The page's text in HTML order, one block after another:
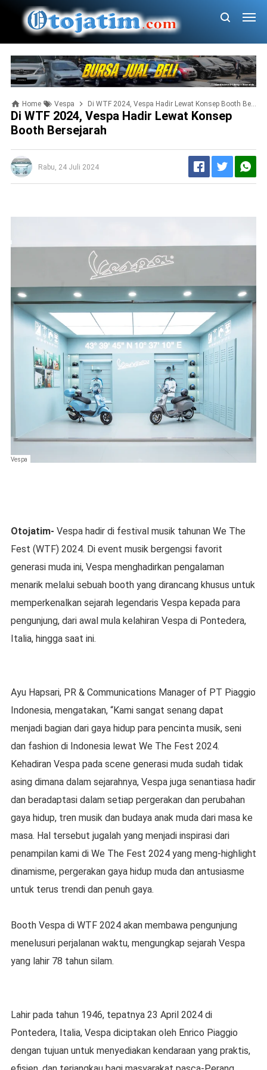
Home Vespa Di WTF 2024, Vespa Hadir Lewat Konsep Booth Bersejarah
Di WTF 2024, Vespa Hadir Lewat Konsep
Booth Bersejarah
Rabu, 24 Juli 2024
Vespa
Otojatim- Vespa hadir di festival musik tahunan We The
Fest (WTF) 2024. Di event musik bergengsi favorit
generasi muda ini, Vespa menghadirkan pengalaman
menarik melalui sebuah booth yang dirancang khusus untuk
memperkenalkan sejarah legendaris Vespa kepada para
pengunjung, dari awal mula kelahiran Vespa di Pontedera,
Italia, hingga saat ini.
Ayu Hapsari, PR & Communications Manager of PT Piaggio
Indonesia, mengatakan, “Kami sangat senang dapat
menjadi bagian dari gaya hidup para pencinta musik, seni
dan fashion di Indonesia lewat We The Fest 2024.
Kehadiran Vespa pada scene generasi muda sudah tidak
asing dimana dalam sejarahnya, Vespa juga senantiasa hadir
dan beradaptasi dalam setiap pergerakan dan perubahan
gaya hidup, tren musik dan budaya anak muda dari masa ke
masa. Hal tersebut jugalah yang menjadi inspirasi dari
penampilan kami di We The Fest 2024 yang meng-highlight
dinamisme, pergerakan gaya hidup muda dan antusiasme
untuk terus trendi dan penuh gaya.
Booth Vespa di WTF 2024 akan membawa pengunjung
menelusuri perjalanan waktu, mengungkap sejarah Vespa
yang lahir 78 tahun silam.
Lahir pada tahun 1946, tepatnya 23 April 2024 di
Pontedera, Italia, Vespa diciptakan oleh Enrico Piaggio
dengan tujuan untuk menyediakan kendaraan yang praktis,